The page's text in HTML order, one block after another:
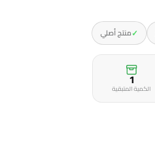
✓منتج أصلي
1
الكمية المتبقية